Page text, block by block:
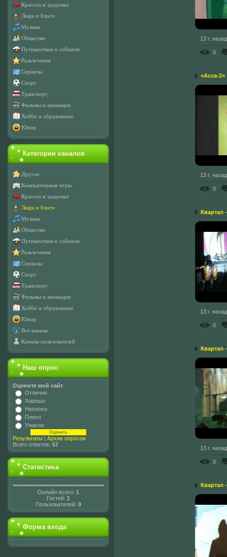
Красота и здоровье
Люди и блоги
Музыка
Общество
Путешествия и события
Развлечения
Сериалы
Спорт
Транспорт
Фильмы и анимация
Хобби и образование
Юмор
Категории каналов
Другое
Компьютерные игры
Красота и здоровье
Люди и блоги
Музыка
Общество
Путешествия и события
Развлечения
Сериалы
Спорт
Транспорт
Фильмы и анимация
Хобби и образование
Юмор
Все каналы
Каналы пользователей
Наш опрос
Оцените мой сайт
Отлично
Хорошо
Неплохо
Плохо
Ужасно
Результаты | Архив опросов
Всего ответов: 57
Статистика
Онлайн всего: 1
Гостей: 1
Пользователей: 0
Форма входа
13 г. назад
0
«Асса-
13 г. назад
0
Квартал
13 г. назад
0
Квартал
13 г. назад
0
Квартал